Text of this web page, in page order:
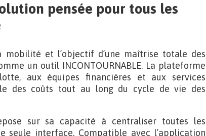
pensée pour tous les
mobilité et l’objectif d’une maîtrise totale des
un outil INCONTOURNABLE. La plateforme
aux équipes financières et aux services
des coûts tout au long du cycle de vie des
sur sa capacité à centraliser toutes les
seule interface. Compatible avec l’application